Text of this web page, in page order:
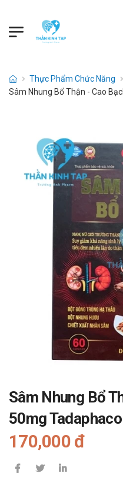
Thực Phẩm Chức Năng
Sâm Nhung Bổ Thận - Cao
Sâm Nhung Bổ
50mg Tadaphaco
170,000 đ